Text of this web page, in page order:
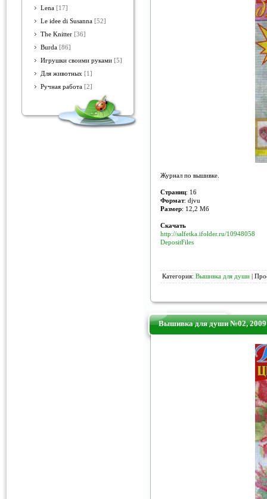
Lena [17]
Le idee di Susanna [52]
The Knitter [36]
Burda [86]
Игрушки своими руками [5]
Для животных [1]
Ручная работа [2]
Журнал по вышивке.
Страниц: 16
Формат: djvu
Размер: 12,2 Мб
Скачать
http://salfetka.ifolder.ru/10948058
DepositFiles
Категория: Вышивка для души |
Вышивка для души №02, 2009